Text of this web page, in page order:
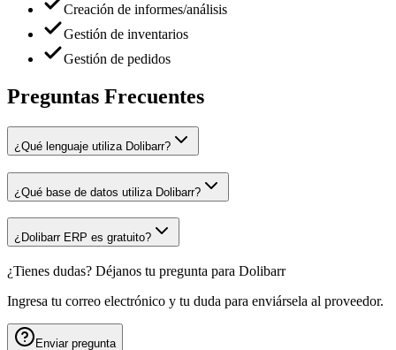
Creación de informes/análisis
Gestión de inventarios
Gestión de pedidos
Preguntas Frecuentes
¿Qué lenguaje utiliza Dolibarr?
¿Qué base de datos utiliza Dolibarr?
¿Dolibarr ERP es gratuito?
¿Tienes dudas? Déjanos tu pregunta para Dolibarr
Ingresa tu correo electrónico y tu duda para enviársela al proveedor.
Enviar pregunta